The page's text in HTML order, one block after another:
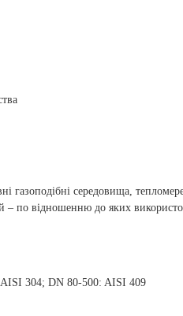
газоподібні середовища,
по відношенню до яких
304; DN 80-500: AISI 409